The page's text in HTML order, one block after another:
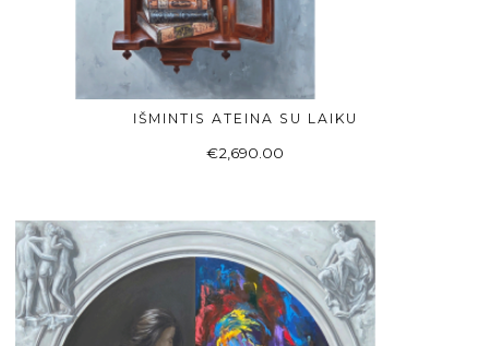
Į KREPŠELĮ
IŠMINTIS ATEINA SU LAIKU
€2,690.00